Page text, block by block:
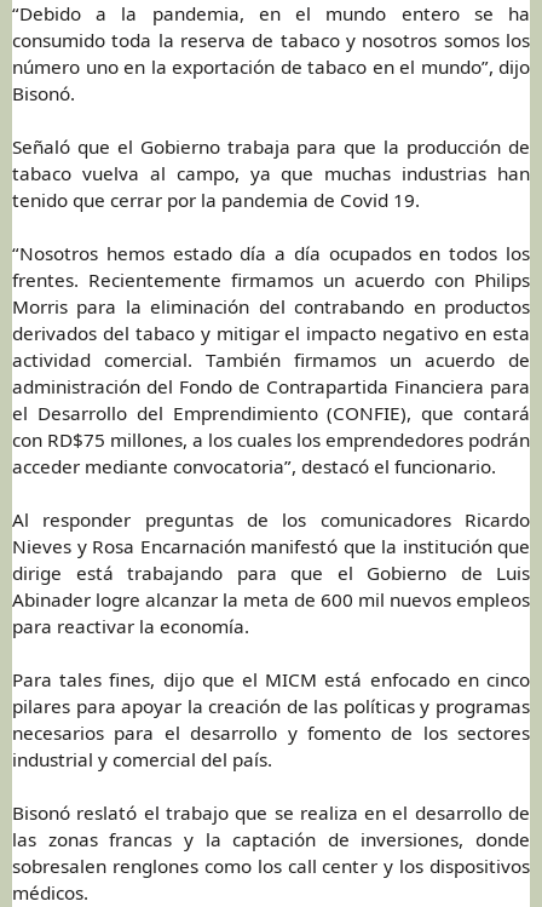
“Debido a la pandemia, en el mundo entero se ha
consumido toda la reserva de tabaco y nosotros somos los
número uno en la exportación de tabaco en el mundo”, dijo
Bisonó.
Señaló que el Gobierno trabaja para que la producción de
tabaco vuelva al campo, ya que muchas industrias han
tenido que cerrar por la pandemia de Covid 19.
“Nosotros hemos estado día a día ocupados en todos los
frentes. Recientemente firmamos un acuerdo con Philips
Morris para la eliminación del contrabando en productos
derivados del tabaco y mitigar el impacto negativo en esta
actividad comercial. También firmamos un acuerdo de
administración del Fondo de Contrapartida Financiera para
el Desarrollo del Emprendimiento (CONFIE), que contará
con RD$75 millones, a los cuales los emprendedores podrán
acceder mediante convocatoria”, destacó el funcionario.
Al responder preguntas de los comunicadores Ricardo
Nieves y Rosa Encarnación manifestó que la institución que
dirige está trabajando para que el Gobierno de Luis
Abinader logre alcanzar la meta de 600 mil nuevos empleos
para reactivar la economía.
Para tales fines, dijo que el MICM está enfocado en cinco
pilares para apoyar la creación de las políticas y programas
necesarios para el desarrollo y fomento de los sectores
industrial y comercial del país.
Bisonó reslató el trabajo que se realiza en el desarrollo de
las zonas francas y la captación de inversiones, donde
sobresalen renglones como los call center y los dispositivos
médicos.